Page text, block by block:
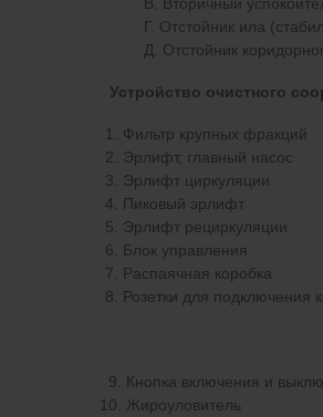
Г. Отстойник ила
Д. Отстойник
Устройство очистного
Фильтр крупных фракций
Эрлифт, главный насос
Эрлифт циркуляции
Пиковый эрлифт
Эрлифт рециркуляции
Блок управления
Распаячная коробка
Розетки для подключения
Кнопка включения и
Жироуловитель